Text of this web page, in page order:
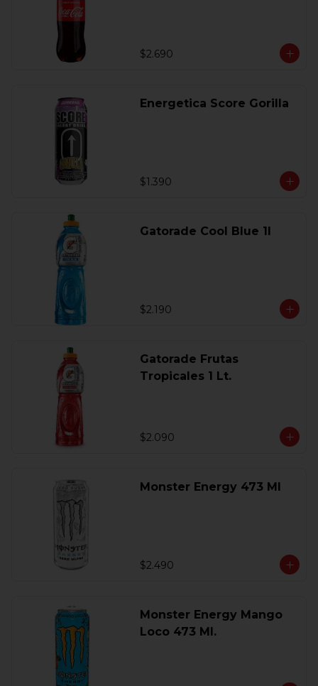
$2.690
Energetica Score Gorilla
$1.390
Gatorade Cool Blue 1l
$2.190
Gatorade Frutas
Tropicales 1 Lt.
$2.090
Monster Energy 473 Ml
$2.490
Monster Energy Mango
Loco 473 Ml.